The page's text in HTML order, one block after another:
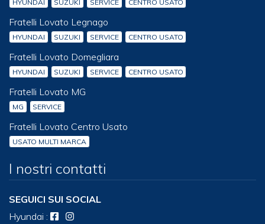
HYUNDAI SUZUKI SERVICE CENTRO USATO
Fratelli Lovato Legnago
HYUNDAI SUZUKI SERVICE CENTRO USATO
Fratelli Lovato Domegliara
HYUNDAI SUZUKI SERVICE CENTRO USATO
Fratelli Lovato MG
MG SERVICE
Fratelli Lovato Centro Usato
USATO MULTI MARCA
I nostri contatti
SEGUICI SUI SOCIAL
Hyundai :